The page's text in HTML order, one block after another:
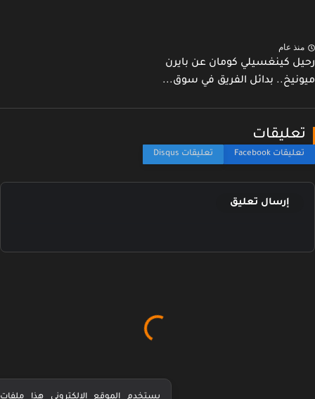
عام
كينغسيلي كومان عن بايرن
بدائل الفريق في سوق...
إرسال تعليق